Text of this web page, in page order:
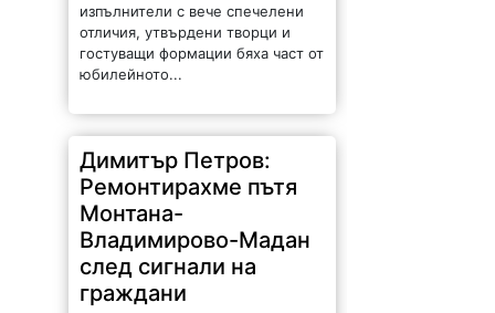
изпълнители с вече спечелени
отличия, утвърдени творци и
гостуващи формации бяха част от
юбилейното...
Димитър Петров:
Ремонтирахме пътя
Монтана-
Владимирово-Мадан
след сигнали на
граждани